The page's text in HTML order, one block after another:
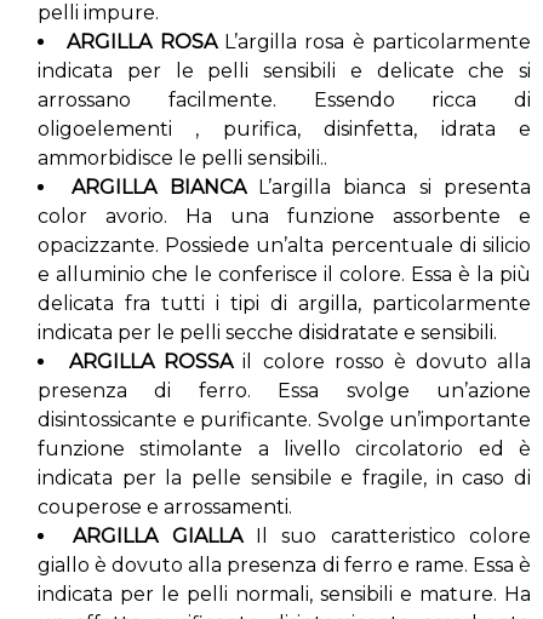
pelli impure.
ARGILLA ROSA L’argilla rosa è particolarmente
indicata per le pelli sensibili e delicate che si
arrossano facilmente. Essendo ricca di
oligoelementi , purifica, disinfetta, idrata e
ammorbidisce le pelli sensibili..
ARGILLA BIANCA
L’argilla bianca si presenta
color avorio. Ha una funzione assorbente e
opacizzante. Possiede un’alta percentuale di silicio
e alluminio che le conferisce il colore. Essa è la più
delicata fra tutti i tipi di argilla, particolarmente
indicata per le pelli secche disidratate e sensibili.
ARGILLA ROSSAil colore rosso è dovuto alla
presenza di ferro. Essa svolge un’azione
disintossicante e purificante. Svolge un’importante
funzione stimolante a livello circolatorio ed è
indicata per la pelle sensibile e fragile, in caso di
couperose e arrossamenti.
ARGILLA GIALLAIl suo caratteristico colore
giallo è dovuto alla presenza di ferro e rame. Essa è
indicata per le pelli normali, sensibili e mature. Ha